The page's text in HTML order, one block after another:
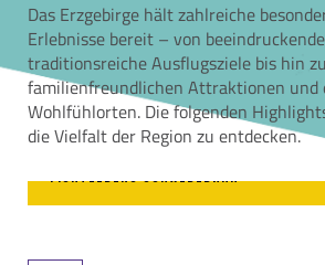
Das Erzgebirge hält zahlreiche
Erlebnisse bereit – von
traditionsreiche Ausflugsziele bis hin zu
familienfreundlichen Attraktionen und
Wohlfühlorten. Die folgenden
die Vielfalt der Region zu entdecken.